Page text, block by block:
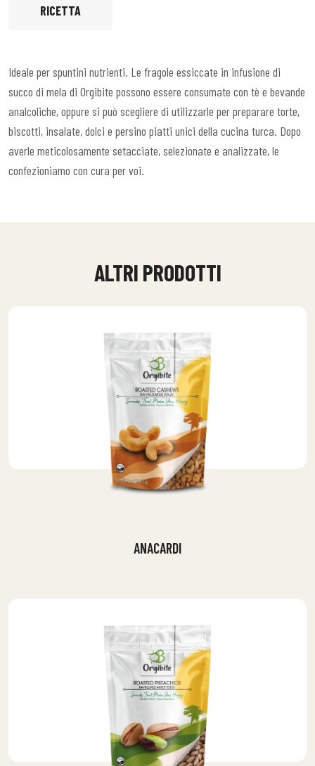
RICETTA
Ideale per spuntini nutrienti. Le fragole essiccate in infusione di
succo di mela di Orgibite possono essere consumate con tè e bevande
analcoliche, oppure si può scegliere di utilizzarle per preparare torte,
biscotti, insalate, dolci e persino piatti unici della cucina turca. Dopo
averle meticolosamente setacciate, selezionate e analizzate, le
confezioniamo con cura per voi.
ALTRI PRODOTTI
ANACARDI